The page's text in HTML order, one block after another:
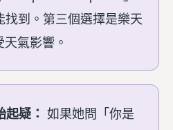
找到。第三個選擇是樂天
氣影響。
疑：
如果她問「你是